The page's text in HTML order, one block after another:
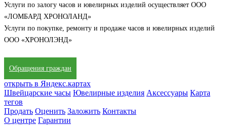
Услуги по залогу часов и ювелирных изделий осуществляет ООО
«ЛОМБАРД ХРОНОЛАНД»
Услуги по покупке, ремонту и продаже часов и ювелирных изделий
ООО «ХРОНОЛЭНД»
Обращения граждан
открыть в Яндекс.картах
Швейцарские часы Ювелирные изделия Аксессуары Карта
тегов
Продать Оценить Заложить Контакты
О центре Гарантии